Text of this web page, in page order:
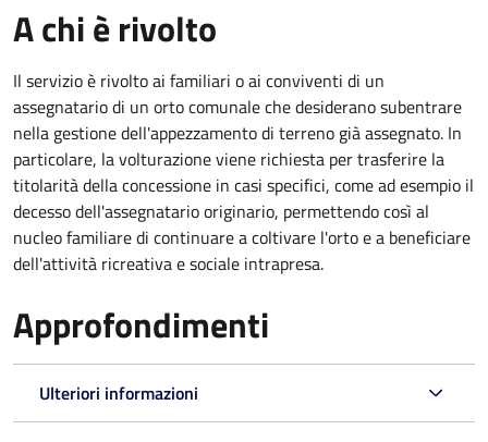
A chi è rivolto
Il servizio è rivolto ai familiari o ai conviventi di un
assegnatario di un orto comunale che desiderano subentrare
nella gestione dell'appezzamento di terreno già assegnato. In
particolare, la volturazione viene richiesta per trasferire la
titolarità della concessione in casi specifici, come ad esempio il
decesso dell'assegnatario originario, permettendo così al
nucleo familiare di continuare a coltivare l'orto e a beneficiare
dell'attività ricreativa e sociale intrapresa.
Approfondimenti
Ulteriori informazioni